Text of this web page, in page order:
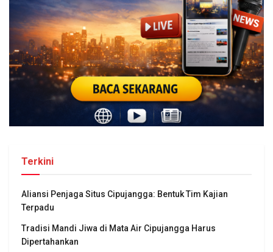
Terkini
Aliansi Penjaga Situs Cipujangga: Bentuk Tim Kajian
Terpadu
Tradisi Mandi Jiwa di Mata Air Cipujangga Harus
Dipertahankan